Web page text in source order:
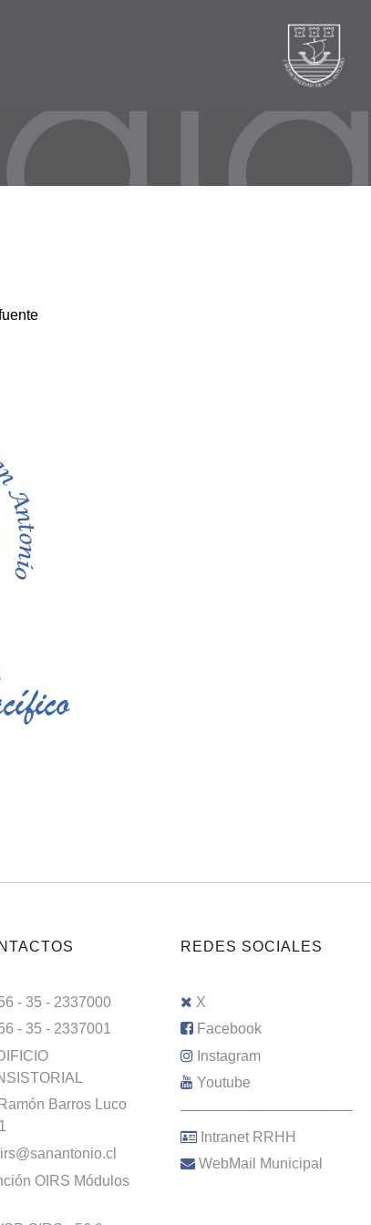
- 35 - 2337000
- 35 - 2337001
Barros Luco
OIRS Módulos
REDES SOCIALES
X
Facebook
Instagram
Youtube
–––––––––––––––––––––
Intranet RRHH
WebMail Municipal